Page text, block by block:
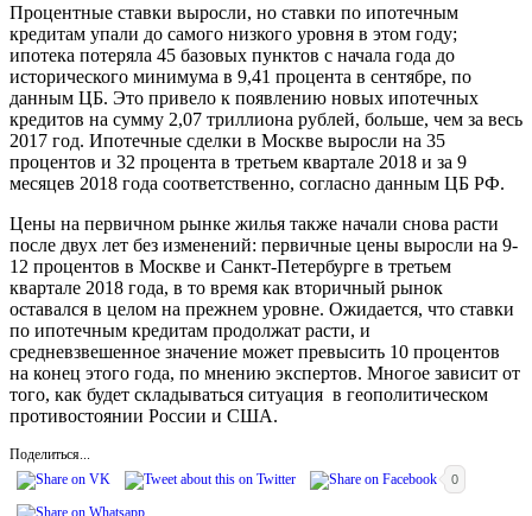
Процентные ставки выросли, но ставки по ипотечным
кредитам упали до самого низкого уровня в этом году;
ипотека потеряла 45 базовых пунктов с начала года до
исторического минимума в 9,41 процента в сентябре, по
данным ЦБ. Это привело к появлению новых ипотечных
кредитов на сумму 2,07 триллиона рублей, больше, чем за весь
2017 год. Ипотечные сделки в Москве выросли на 35
процентов и 32 процента в третьем квартале 2018 и за 9
месяцев 2018 года соответственно, согласно данным ЦБ РФ.
Цены на первичном рынке жилья также начали снова расти
после двух лет без изменений: первичные цены выросли на 9-
12 процентов в Москве и Санкт-Петербурге в третьем
квартале 2018 года, в то время как вторичный рынок
оставался в целом на прежнем уровне. Ожидается, что ставки
по ипотечным кредитам продолжат расти, и
средневзвешенное значение может превысить 10 процентов
на конец этого года, по мнению экспертов. Многое зависит от
того, как будет складываться ситуация в геополитическом
противостоянии России и США.
Поделиться...
0